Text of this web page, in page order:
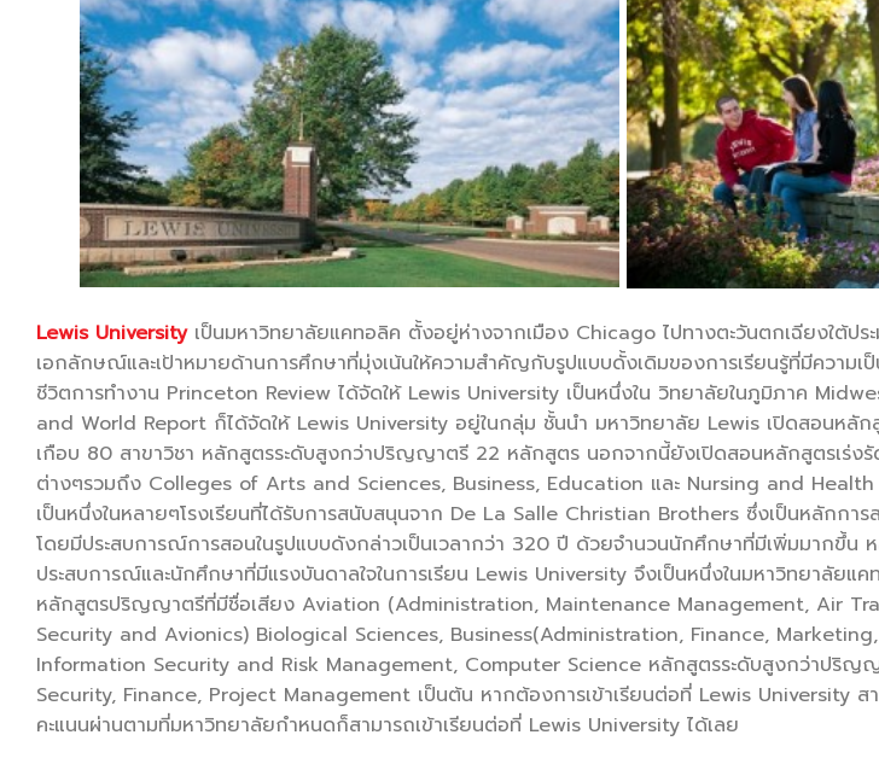
Lewis Universityเป็นมหาวิทยาลัยแคทอลิค ตั้งอยู่ห่างจากเมือง Chicago ไปทางตะวันตกเฉียงใต้ป
เอกลักษณ์และเป้าหมายด้านการศึกษาที่มุ่งเน้นให้ความสำคัญกับรูปแบบดั้งเดิมของการเรียนรู้ที่มีความเป็
ชีวิตการทำงาน Princeton Review ได้จัดให้ Lewis University เป็นหนึ่งใน วิทยาลัยในภูมิภาค
and World Report ก็ได้จัดให้ Lewis University อยู่ในกลุ่ม ชั้นนำ มหาวิทยาลัย Lewis เปิดสอนหลั
เกือบ 80 สาขาวิชา หลักสูตรระดับสูงกว่าปริญญาตรี 22 หลักสูตร นอกจากนี้ยังเปิดสอนหลักสูตรเร่ง
ต่างๆรวมถึง Colleges of Arts and Sciences, Business, Education และ Nursing and
เป็นหนึ่งในหลายๆโรงเรียนที่ได้รับการสนับสนุนจาก De La Salle Christian Brothers ซึ่งเป็นหลักการ
โดยมีประสบการณ์การสอนในรูปแบบดังกล่าวเป็นเวลากว่า 320 ปี ด้วยจำนวนนักศึกษาที่มีเพิ่มมากขึ้น
ประสบการณ์และนักศึกษาที่มีแรงบันดาลใจในการเรียน Lewis University จึงเป็นหนึ่งในมหาวิทยาลัยแ
หลักสูตรปริญญาตรีที่มีชื่อเสียง Aviation (Administration, Maintenance Management, Air
Security and Avionics) Biological Sciences, Business(Administration, Finance,
Information Security and Risk Management, Computer Science หลักสูตรระดับสูงกว่าปริญ
Security, Finance, Project Management เป็นต้น หากต้องการเข้าเรียนต่อที่ Lewis University สา
คะแนนผ่านตามที่มหาวิทยาลัยกำหนดก็สามารถเข้าเรียนต่อที่ Lewis University ได้เลย